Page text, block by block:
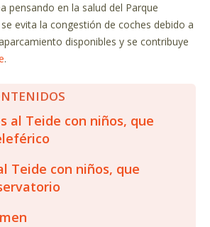
pensando en la salud del Parque
evita la congestión de coches debido a
disponibles y se contribuye
.
al Teide con niños, que
Teide con niños, que